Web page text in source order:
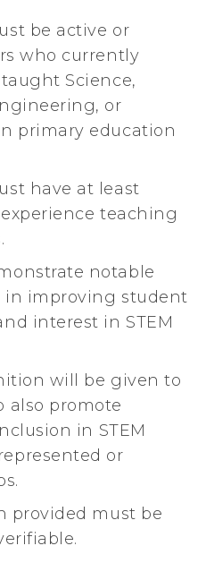
be active or
who currently
Science,
or
primary education
have at least
teaching
notable
in improving student
interest in STEM
will be given to
also promote
in STEM
or
provided must be